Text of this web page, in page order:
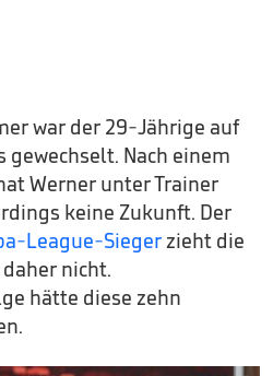
war der 29-Jährige auf
gewechselt. Nach einem
Werner unter Trainer
keine Zukunft. Der
League-Siegerzieht die
nicht.
hätte diese zehn